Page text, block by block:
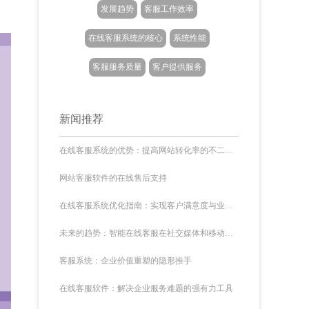
发展趋势 客服工作效率
在线客服系统的核心 系统性能
客服服务质量 客户提供服务
新闻推荐
在线客服系统的优势：提高网站转化率的不二之选
网站客服软件的在线售后支持
在线客服系统优化指南：实现客户满意度与业务增长的双赢
未来的趋势：智能在线客服在社交媒体和移动应用中的应用
客服系统：企业价值重塑的隐形推手
在线客服软件：解决企业服务难题的强有力工具